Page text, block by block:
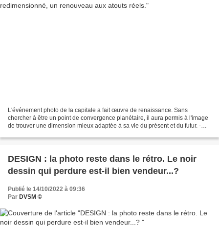
L'événement photo de la capitale a fait œuvre de renaissance. Sans
chercher à être un point de convergence planétaire, il aura permis à l'image
de trouver une dimension mieux adaptée à sa vie du présent et du futur. -
DESIGN : la photo reste dans le rétro. Le noir
dessin qui perdure est-il bien vendeur...?
Publié le 14/10/2022 à 09:36
Par DVSM ©